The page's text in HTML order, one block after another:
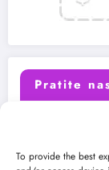
To provide the best
Pratite